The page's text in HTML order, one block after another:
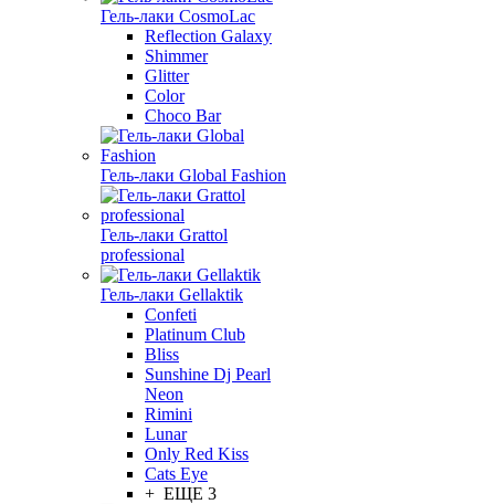
Гель-лаки CosmoLac
Reflection Galaxy
Shimmer
Glitter
Color
Choco Bar
Гель-лаки Global Fashion
Гель-лаки Grattol
professional
Гель-лаки Gellaktik
Confeti
Platinum Club
Bliss
Sunshine Dj Pearl
Neon
Rimini
Lunar
Only Red Kiss
Cats Eye
+ ЕЩЕ 3